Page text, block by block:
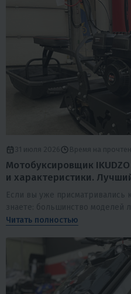
31 июля 2026 Время на
Мотобуксировщик
и характеристики.
Если вы уже присматривались
знаете: большинство моделей
Читать полностью